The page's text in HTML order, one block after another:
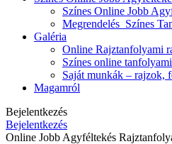
Színes Online Jobb
Megrendelés_Színes
Galéria
Online Rajztanfolyami
Színes online
Saját munkák – rajzok,
Magamról
Bejelentkezés
Bejelentkezés
Online Jobb Agyféltekés